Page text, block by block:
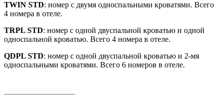
TWIN STD: номер с двумя односпальными кроватями. Всего
4 номера в отеле.
TRPL STD: номер с одной двуспальной кроватью и одной
односпальной кроватью. Всего 4 номера в отеле.
QDPL STD: номер с одной двуспальной кроватью и 2-мя
односпальными кроватями. Всего 6 номеров в отеле.